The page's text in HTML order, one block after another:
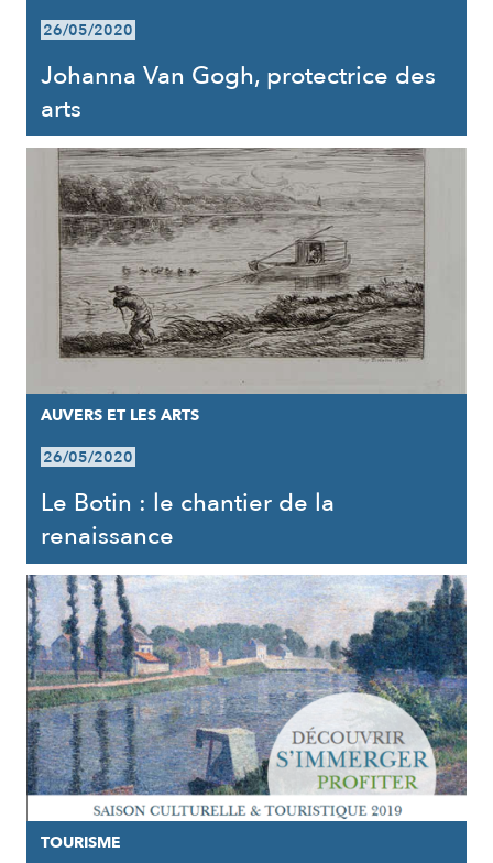
26/05/2020
Johanna Van Gogh, protectrice des
arts
AUVERS ET LES ARTS
26/05/2020
Le Botin : le chantier de la
renaissance
TOURISME